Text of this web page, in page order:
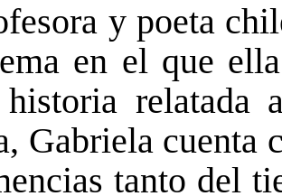
y poeta
en el que
relatada
Gabriela cuenta
tanto del